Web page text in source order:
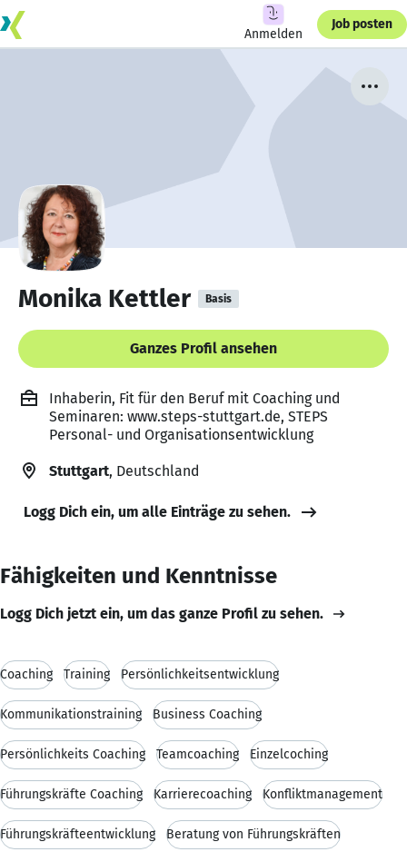
Anmelden
Job posten
Monika Kettler Basis
Ganzes Profil ansehen
Inhaberin, Fit für den Beruf mit Coaching und
Seminaren: www.steps-stuttgart.de, STEPS
Personal- und Organisationsentwicklung
Stuttgart, Deutschland
Logg Dich ein, um alle Einträge zu sehen.
Fähigkeiten und Kenntnisse
Logg Dich jetzt ein, um das ganze Profil zu sehen.
Coaching Training Persönlichkeitsentwicklung
Kommunikationstraining Business Coaching
Persönlichkeits Coaching Teamcoaching Einzelcoching
Führungskräfte Coaching Karrierecoaching Konfliktmanagement
Führungskräfteentwicklung Beratung von Führungskräften